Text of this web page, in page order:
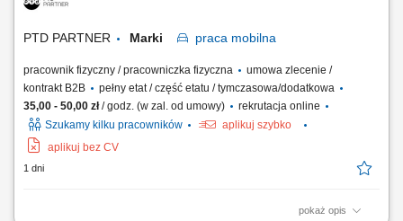
dodatkiem urlopowym i udziałem w zyskach. W zależności od zakresu
PTD PARTNER Marki praca mobilna
pracownik fizyczny / pracowniczka fizyczna
umowa zlecenie /
kontrakt B2B
pełny etat / część etatu / tymczasowa/dodatkowa
35,00 - 50,00 zł/ godz. (w zal. od umowy)
rekrutacja online
Szukamy kilku pracowników
aplikuj szybko
aplikuj bez CV
1 dni
pokaż opis